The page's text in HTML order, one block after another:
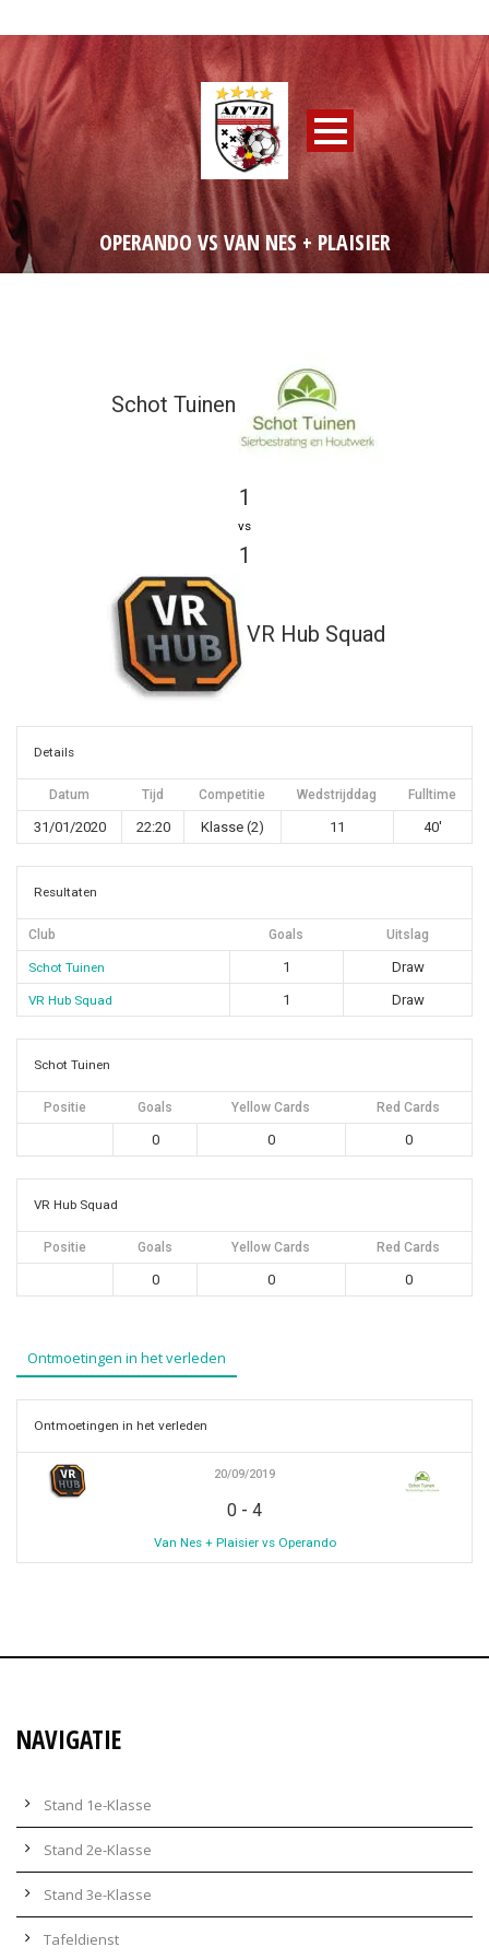
OPERANDO VS VAN NES + PLAISIER
Schot Tuinen
1
vs
1
VR Hub Squad
Details
Datum Tijd Competitie Wedstrijddag Fulltime
31/01/2020 22:20 Klasse (2) 11 40'
Resultaten
Club Goals Uitslag
Schot Tuinen 1 Draw
VR Hub Squad 1 Draw
Schot Tuinen
Positie Goals Yellow Cards Red Cards
0 0 0
VR Hub Squad
Positie Goals Yellow Cards Red Cards
0 0 0
Ontmoetingen in het verleden
Ontmoetingen in het verleden
20/09/2019
0 - 4
Van Nes + Plaisier vs Operando
NAVIGATIE
Stand 1e-Klasse
Stand 2e-Klasse
Stand 3e-Klasse
Tafeldienst